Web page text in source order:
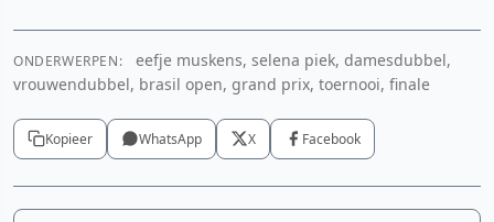
ONDERWERPEN:
eefje muskens, selena piek, damesdubbel,
vrouwendubbel, brasil open, grand prix, toernooi, finale
Kopieer WhatsApp X Facebook